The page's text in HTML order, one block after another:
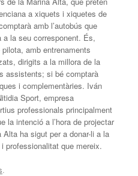
a xiquets i xiquetes de
amb l’autobús que
la seu corresponent. És,
amb entrenaments
dirigits a la millora de la
assistents; si bé comptarà
i complementàries. Iván
Sport, empresa
professionals principalment
la intenció a l’hora de projectar
ha sigut per a donar-li a la
professionalitat que mereix.
.